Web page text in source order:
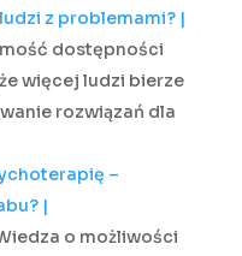
z problemami? |
dostępności
więcej ludzi bierze
rozwiązań dla
–
|
o możliwości